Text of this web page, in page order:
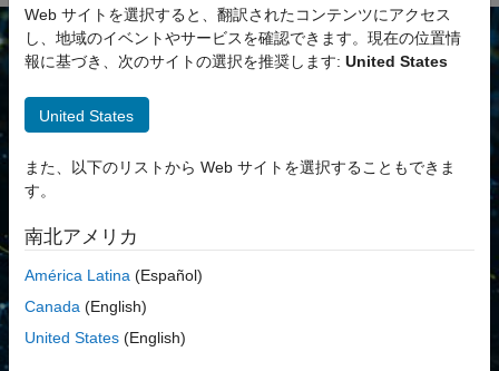
MATLAB と Python のリソースの使
用
て使用する方法を紹介します。Python ユーザー向けのヒントの入
手、MATLAB 言語のハイライトの探索、データ型の比較などを行い
ます。
無料のチートシート
Web サイトを選択すると、翻訳されたコンテンツにアクセス
し、地域のイベントやサービスを確認できます。現在の位置情
報に基づき、次のサイトの選択を推奨します: United States
United States
また、以下のリストから Web サイトを選択することもできま
す。
南北アメリカ
América Latina (Español)
Canada (English)
United States (English)